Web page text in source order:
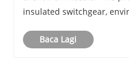
insulated switchgear,
meet the customer’s
Baca Lagi